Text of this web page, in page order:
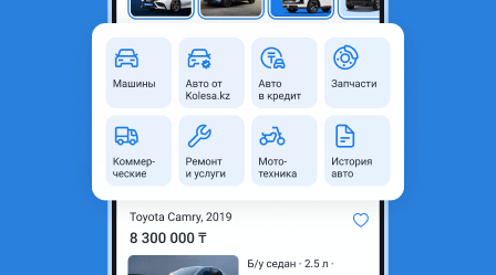
Ежемесячный платёж
Рассчитать Кредит
область